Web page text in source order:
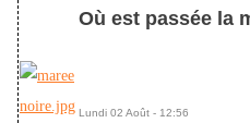
Où est passée la
Lundi 02 Août - 12:56